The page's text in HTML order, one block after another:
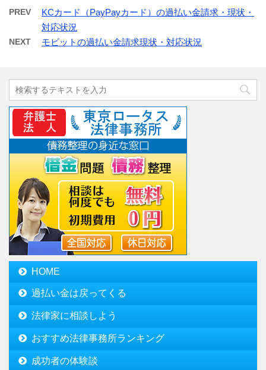
PREV
KCカード（PayPayカード）の過払い金請求・現状・
対応状況
NEXT モビットの過払い金請求現状・対応状況
HOME
過払い金は戻ってくる
法律家に相談しよう
おすすめ法律事務所ランキング
成功者の体験談